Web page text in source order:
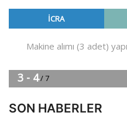
SON HABERLER